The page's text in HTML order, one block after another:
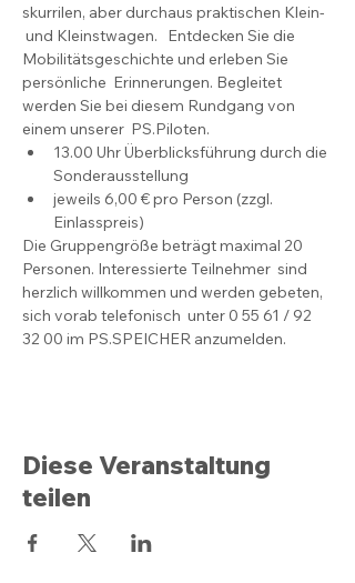
skurrilen, aber durchaus praktischen Klein-
und Kleinstwagen.   Entdecken Sie die
Mobilitätsgeschichte und erleben Sie
persönliche  Erinnerungen. Begleitet
werden Sie bei diesem Rundgang von
einem unserer  PS.Piloten.
13.00 Uhr Überblicksführung durch die
Sonderausstellung
jeweils 6,00 € pro Person (zzgl.
Einlasspreis)
Die Gruppengröße beträgt maximal 20
Personen. Interessierte Teilnehmer  sind
herzlich willkommen und werden gebeten,
sich vorab telefonisch  unter 0 55 61 / 92
32 00 im PS.SPEICHER anzumelden.
Diese Veranstaltung
teilen